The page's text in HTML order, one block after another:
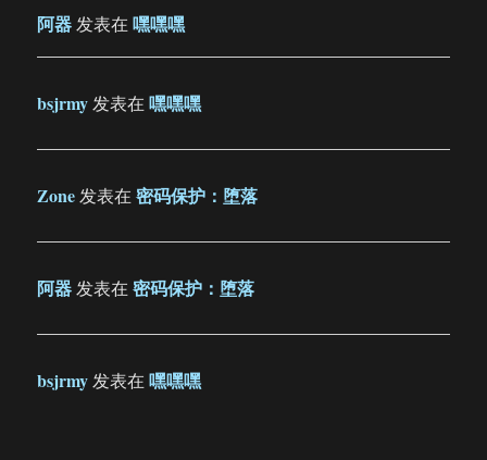
阿器发表在嘿嘿嘿
bsjrmy发表在嘿嘿嘿
Zone发表在密码保护：堕落
阿器发表在密码保护：堕落
bsjrmy发表在嘿嘿嘿